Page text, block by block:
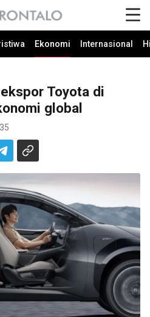
Ekonomi Internasional
Toyota di
global